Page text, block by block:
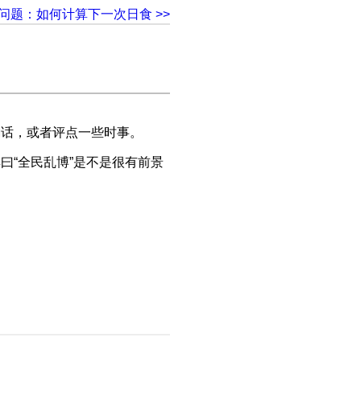
题：如何计算下一次日食 >>
，或者评点一些时事。
“全民乱博”是不是很有前景